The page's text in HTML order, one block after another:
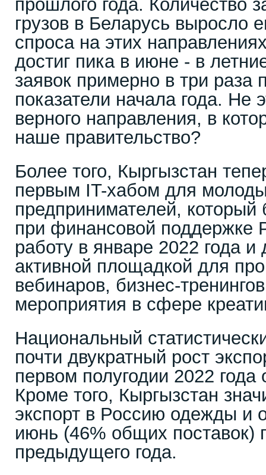
прошлого года. Количество
грузов в Беларусь выросло
спроса на этих
достиг пика в июне - в
заявок примерно в три раза
показатели начала года. Не
верного направления, в
наше правительство?
Более того, Кыргызстан
первым IT-хабом для
предпринимателей,
при финансовой поддержке
работу в январе 2022 года и
активной площадкой для
вебинаров, бизнес-
мероприятия в сфере
Национальный
почти двукратный рост
первом полугодии 2022
Кроме того, Кыргызстан
экспорт в Россию одежды и
июнь (46% общих поставок)
предыдущего года.